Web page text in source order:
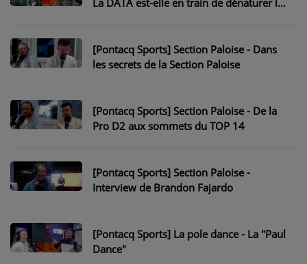
[Pontacq Sports] Section Paloise - Dans
les secrets de la Section Paloise
[Pontacq Sports] Section Paloise - De la
Pro D2 aux sommets du TOP 14
[Pontacq Sports] Section Paloise -
Interview de Brandon Fajardo
[Pontacq Sports] La pole dance - La "Paul
Dance"